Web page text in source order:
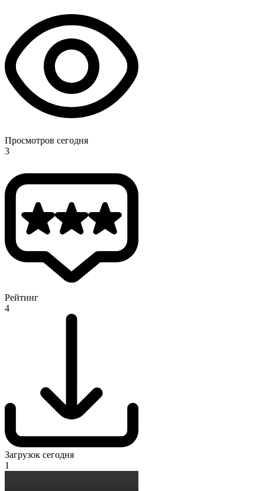
Просмотров сегодня
3
Рейтинг
4
Загрузок сегодня
1